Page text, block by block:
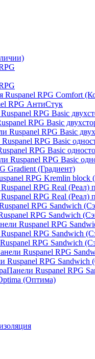
Ruspanel RPG Comfort
RPG АнтиСтук
RPG Basic
RPG Basic
Ruspanel RPG Basic
RPG Basic
RPG Basic
Ruspanel RPG Basic
Gradient (Градиент)
RPG Kremlin block
RPG Real (Реал)
RPG Real (Реал)
RPG Sandwich
RPG Sandwich
Ruspanel RPG
RPG Sandwich
RPG Sandwich
Ruspanel RPG
Ruspanel RPG Sandwich
Панели Ruspanel RPG
(Оптима)